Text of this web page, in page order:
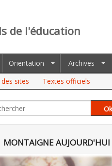
de l'éducation
Orientation
Archives
sites Textes officiels
MONTAIGNE AUJOURD'HUI